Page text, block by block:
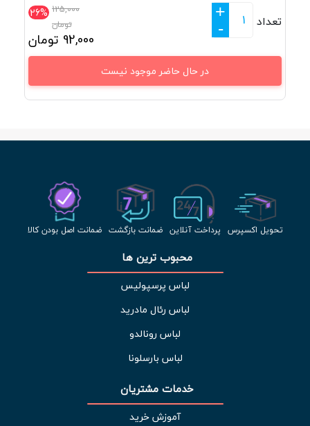
26% 125,000
تومان
92,000 تومان
تعداد
+
-
در حال حاضر موجود نیست
تحویل اکسپرس پرداخت آنلاین ضمانت بازگشت ضمانت اصل بودن کالا
محبوب ترین ها
لباس پرسپولیس
لباس رئال مادرید
لباس رونالدو
لباس بارسلونا
خدمات مشتریان
آموزش خرید